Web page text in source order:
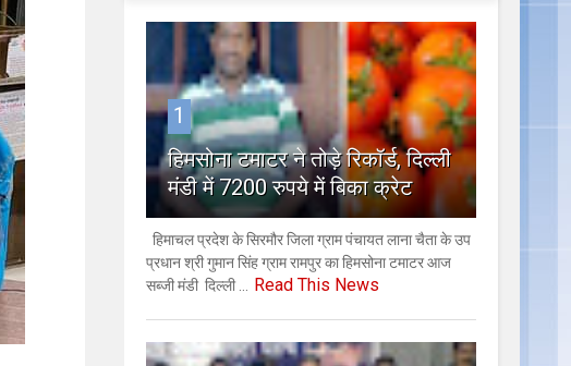
1
हिमसोना टमाटर ने तोड़े रिकॉर्ड, दिल्ली
मंडी में 7200 रुपये में बिका क्रेट
हिमाचल प्रदेश के सिरमौर जिला ग्राम पंचायत लाना चैता के उप
प्रधान श्री गुमान सिंह ग्राम रामपुर का हिमसोना टमाटर आज
सब्जी मंडी दिल्ली ...
Read This News